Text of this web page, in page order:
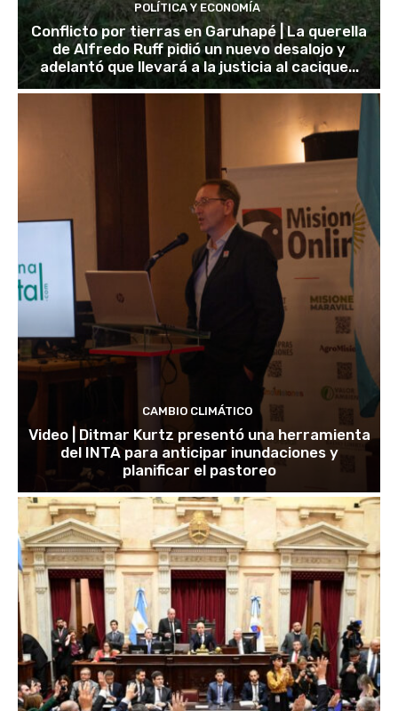
POLÍTICA Y ECONOMÍA
Conflicto por tierras en Garuhapé | La querella
de Alfredo Ruff pidió un nuevo desalojo y
adelantó que llevará a la justicia al cacique...
CAMBIO CLIMÁTICO
Video | Ditmar Kurtz presentó una herramienta
del INTA para anticipar inundaciones y
planificar el pastoreo